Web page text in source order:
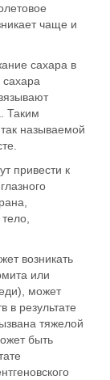
чаще и
сахара в
Таким
называемой
привести к
возникать
или
может
результате
тяжелой
быть